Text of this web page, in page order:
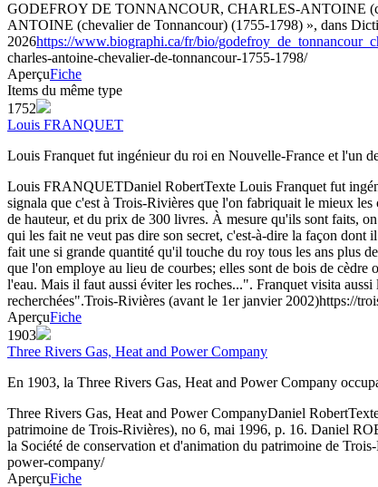
GODEFROY DE TONNANCOUR, CHARLES-ANTOINE
ANTOINE (chevalier de Tonnancour) (1755-1798) », dans
2026https://www.biographi.ca/fr/bio/
charles-antoine-chevalier-de-tonnancour-1755-1798/
AperçuFiche
Items du même type
1752
Louis FRANQUET
Louis Franquet fut ingénieur du roi en Nouvelle-France et l'un
Louis FRANQUETDaniel RobertTexte Louis Franquet fut
signala que c'est à Trois-Rivières que l'on fabriquait le mieux
de hauteur, et du prix de 300 livres. À mesure qu'ils sont faits,
qui les fait ne veut pas dire son secret, c'est-à-dire la façon
fait une si grande quantité qu'il touche du roy tous les ans plus
que l'on employe au lieu de courbes; elles sont de bois de cèdre
l'eau. Mais il faut aussi éviter les roches...". Franquet visita
recherchées".Trois-Rivières (avant le 1er janvier 2002)https://
AperçuFiche
1903
Three Rivers Gas, Heat and Power Company
En 1903, la Three Rivers Gas, Heat and Power Company
Three Rivers Gas, Heat and Power CompanyDaniel Robert
patrimoine de Trois-Rivières), no 6, mai 1996, p. 16. Daniel
la Société de conservation et d'animation du patrimoine de
power-company/
AperçuFiche